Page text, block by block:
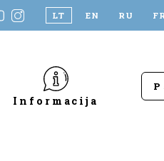
LT EN RU
Informacija